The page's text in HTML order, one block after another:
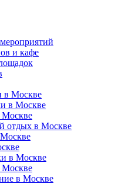
и кафе
в Москве
в Москве
Москве
отдых в Москве
в Москве
Москве
в Москве